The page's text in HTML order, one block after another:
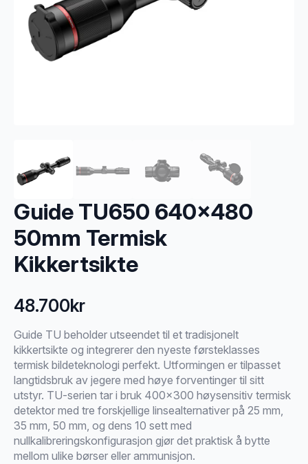
Guide TU650 640×480
50mm Termisk
Kikkertsikte
48.700kr
Guide TU beholder utseendet til et tradisjonelt
kikkertsikte og integrerer den nyeste førsteklasses
termisk bildeteknologi perfekt. Utformingen er tilpasset
langtidsbruk av jegere med høye forventinger til sitt
utstyr. TU-serien tar i bruk 400×300 høysensitiv termisk
detektor med tre forskjellige linsealternativer på 25 mm,
35 mm, 50 mm, og dens 10 sett med
nullkalibreringskonfigurasjon gjør det praktisk å bytte
mellom ulike børser eller ammunisjon.